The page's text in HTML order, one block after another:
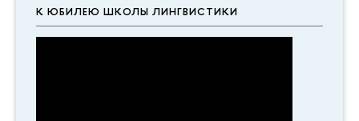
К ЮБИЛЕЮ ШКОЛЫ ЛИНГВИСТИКИ